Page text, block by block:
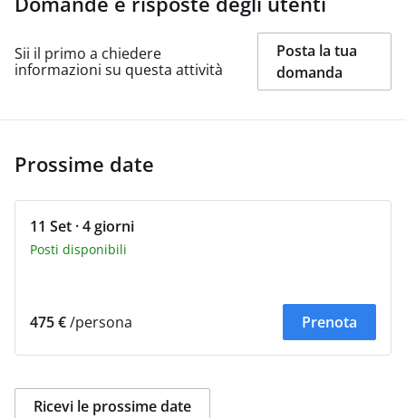
Sii il primo a chiedere
informazioni su questa attività
Posta la tua
domanda
Prossime date
11 Set · 4 giorni
Posti disponibili
475 €/persona Prenota
Ricevi le prossime date